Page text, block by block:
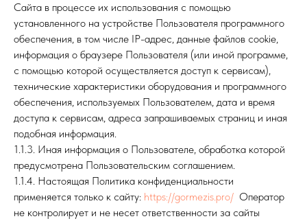
Сайта в процессе их использования с помощью
установленного на устройстве Пользователя программного
обеспечения, в том числе ІР-адрес, данные файлов сооkіе,
информация о браузере Пользователя (или иной программе,
с помощью которой осуществляется доступ к сервисам),
технические характеристики оборудования и программного
обеспечения, используемых Пользователем, дата и время
доступа к сервисам, адреса запрашиваемых страниц и иная
подобная информация.
1.1.3. Иная информация о Пользователе, обработка которой
предусмотрена Пользовательским соглашением.
1.1.4. Настоящая Политика конфиденциальности
применяется только к сайту: https://gormezis.pro/ Оператор
не контролирует и не несет ответственности за сайты